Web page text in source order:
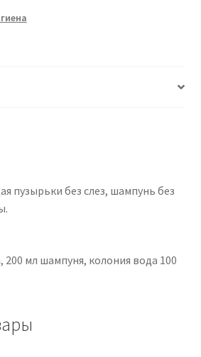
пузырьки без слез, шампунь без
200 мл шампуня, колония вода 100